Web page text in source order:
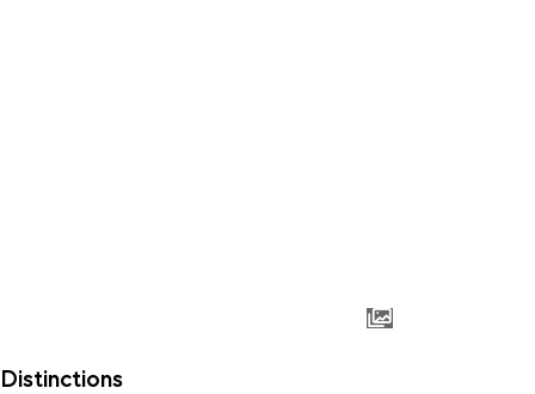
Distinctions